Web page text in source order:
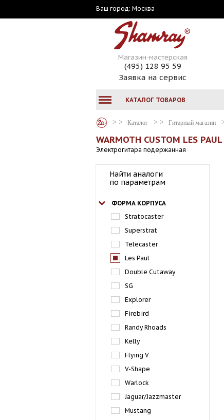
Ваш город: Москва
Магазин-мастерская
(495) 128 95 59
Заявка на сервис
КАТАЛОГ ТОВАРОВ
Каталог Гитарный магазин
WARMOTH CUSTOM LES PAUL
Электрогитара подержанная
Найти аналоги
по параметрам
ФОРМА КОРПУСА
Stratocaster
Superstrat
Telecaster
Les Paul
Double Cutaway
SG
Explorer
Firebird
Randy Rhoads
Kelly
Flying V
V-Shape
Warlock
Jaguar/Jazzmaster
Mustang